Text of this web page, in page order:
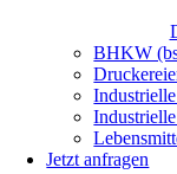
BHKW
Jetzt anfragen